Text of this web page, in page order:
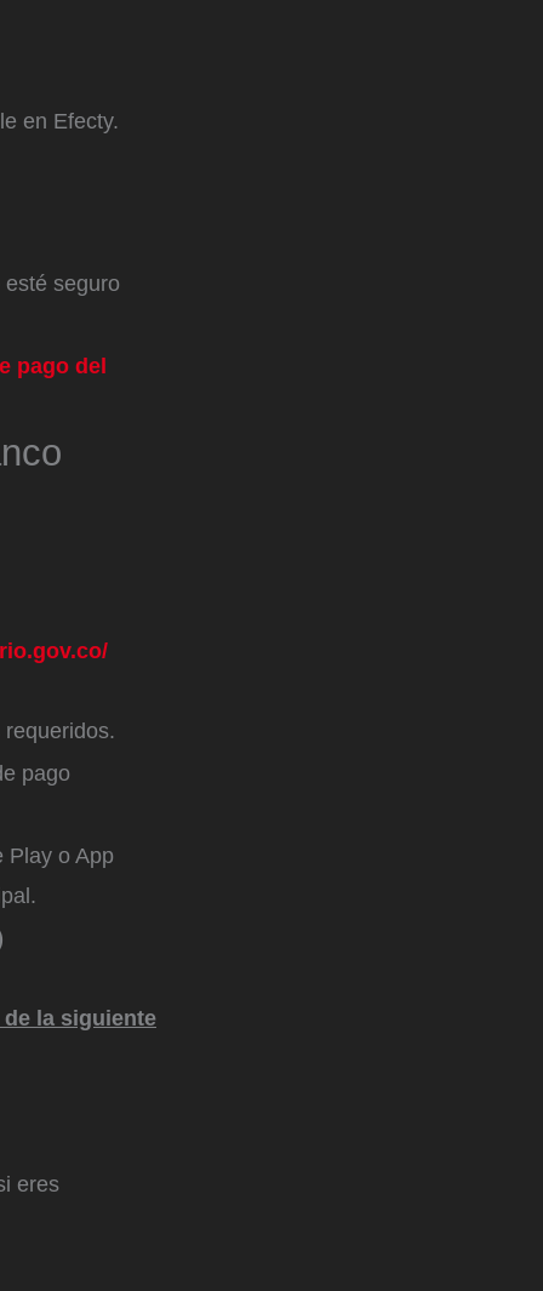
en Efecty.
seguro
pago del
pago
Play o App
la siguiente
eres